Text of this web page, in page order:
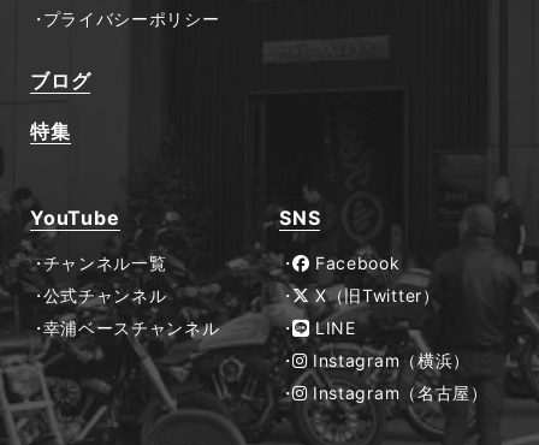
プライバシーポリシー
ブログ
特集
YouTube
チャンネル一覧
公式チャンネル
幸浦ベースチャンネル
SNS
Facebook
X（旧Twitter）
LINE
Instagram（横浜）
Instagram（名古屋）